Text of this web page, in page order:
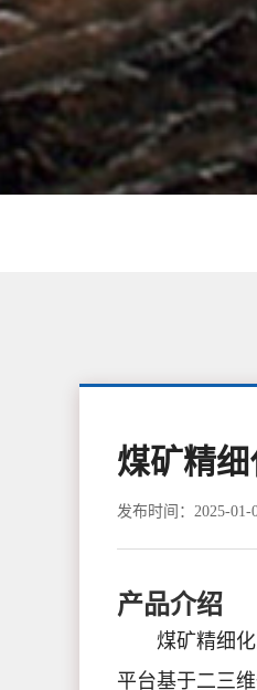
煤矿精细
发布时间：2025-01-
产品介绍
煤矿精细
平台基于二三